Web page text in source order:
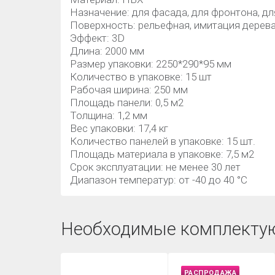
Назначение: для фасада, для фронтона,
Поверхность: рельефная, имитация
Эффект: 3D
Длина: 2000 мм
Размер упаковки: 2250*290*95 мм
Количество в упаковке: 15 шт
Рабочая ширина: 250 мм
Площадь панели: 0,5 м2
Толщина: 1,2 мм
Вес упаковки: 17,4 кг
Количество панелей в упаковке: 15 шт.
Площадь материала в упаковке: 7,5 м2
Срок эксплуатации: не менее 30 лет
Диапазон температур: от -40 до 40 °C
Необходимые
РАСПРОДАЖА